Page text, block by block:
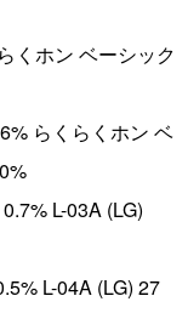
くホン ベーシック
らくらくホン ベ
L-03A (LG)
L-04A (LG) 27